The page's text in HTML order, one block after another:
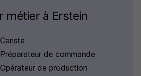
métier à Erstein
de commande
de production